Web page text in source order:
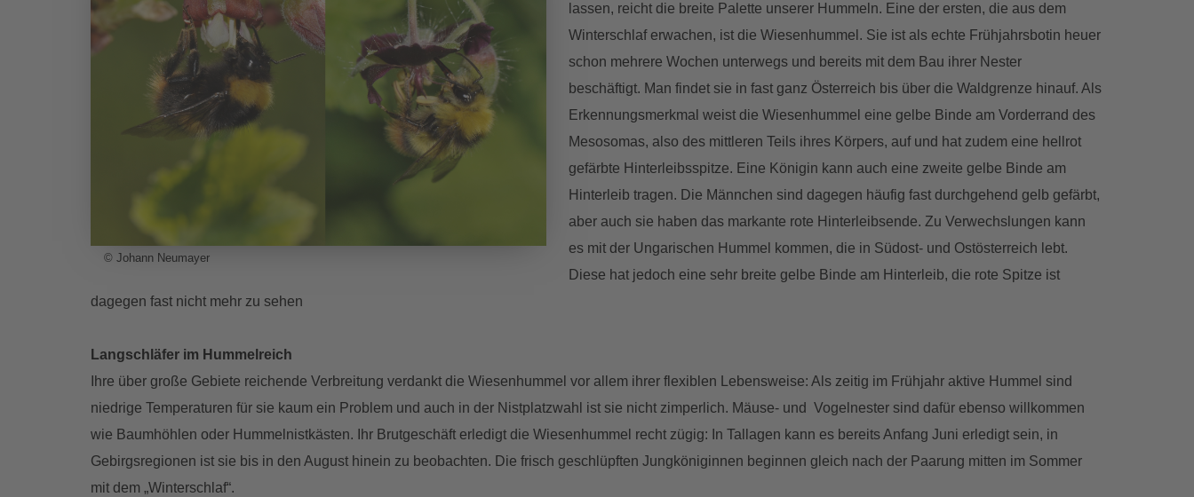
© Johann Neumayer
lassen, reicht die breite Palette unserer Hummeln. Eine der ersten, die aus dem
Winterschlaf erwachen, ist die Wiesenhummel. Sie ist als echte Frühjahrsbotin heuer
schon mehrere Wochen unterwegs und bereits mit dem Bau ihrer Nester
beschäftigt. Man findet sie in fast ganz Österreich bis über die Waldgrenze hinauf. Als
Erkennungsmerkmal weist die Wiesenhummel eine gelbe Binde am Vorderrand des
Mesosomas, also des mittleren Teils ihres Körpers, auf und hat zudem eine hellrot
gefärbte Hinterleibsspitze. Eine Königin kann auch eine zweite gelbe Binde am
Hinterleib tragen. Die Männchen sind dagegen häufig fast durchgehend gelb gefärbt,
aber auch sie haben das markante rote Hinterleibsende. Zu Verwechslungen kann
es mit der Ungarischen Hummel kommen, die in Südost- und Ostösterreich lebt.
Diese hat jedoch eine sehr breite gelbe Binde am Hinterleib, die rote Spitze ist
dagegen fast nicht mehr zu sehen
Langschläfer im Hummelreich
Ihre über große Gebiete reichende Verbreitung verdankt die Wiesenhummel vor allem ihrer flexiblen Lebensweise: Als zeitig im Frühjahr aktive Hummel sind
niedrige Temperaturen für sie kaum ein Problem und auch in der Nistplatzwahl ist sie nicht zimperlich. Mäuse- und Vogelnester sind dafür ebenso willkommen
wie Baumhöhlen oder Hummelnistkästen. Ihr Brutgeschäft erledigt die Wiesenhummel recht zügig: In Tallagen kann es bereits Anfang Juni erledigt sein, in
Gebirgsregionen ist sie bis in den August hinein zu beobachten. Die frisch geschlüpften Jungköniginnen beginnen gleich nach der Paarung mitten im Sommer
mit dem „Winterschlaf“.